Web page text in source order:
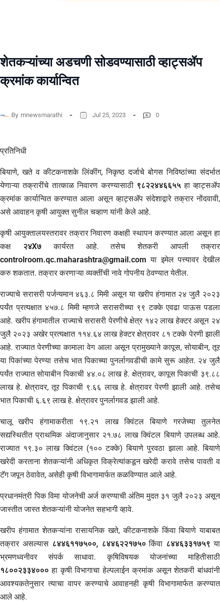
शेतकऱ्यांच्या अडचणी सोडवण्यासाठी व्हाट्सॲप
क्रमांक कार्यान्वित
By mnewsmarathi Jul 25, 2023 0
प्रतिनिधी
बियाणे, खते व कीटकनाशके लिंकींग, निकृष्ठ दर्जाचे बोगस निविष्ठांच्या संदर्भात
येणाऱ्या तक्रारींचे तात्काळ निवारण करण्यासाठी ९८२२४४६६५५हा व्हाट्सॲप
क्रमांक कार्यान्वित करण्यात आला असून व्हाट्सॲप संदेशाद्वारे तक्रार नोंदवावी,
असे आवाहन कृषी आयुक्त सुनील चव्हाण यांनी केले आहे.
कृषी आयुक्तालयस्तरावर तक्रार निवारण कक्षही स्थापन करण्यात आला असून हा
कक्ष २४X७कार्यरत आहे. तसेच शेतकरी आपली तक्रार
controlroom.qc.maharashtra@gmail.com या इमेल पत्त्यावर देखील
करु शकतात. तक्रार करणाऱ्या व्यक्तींची नावे गोपनीय ठेवण्यात येतील.
राज्याचे सरासरी पर्जन्यमान ४६३.८ मिमी असून या खरीप हंगामात २४ जुलै २०२३
पर्यंत प्रत्यक्षात ४५७.८ मिमी म्हणजे सरासरीच्या ९९ टक्के एवढा पाऊस पडला
आहे. खरीप हंगामातील राज्याचे सरासरी पेरणीचे क्षेत्र १४२ लाख हेक्टर असून २४
जुलै २०२३ अखेर प्रत्यक्षात ११४.६४ लाख हेक्टर क्षेत्रावर ८१ टक्के पेरणी झाली
आहे. राज्यात पेरणीच्या कामाला वेग आला असून प्रामुख्याने कापूस, सोयाबीन, तूर
या पिकांच्या पेरण्या तसेच भात पिकाच्या पुनर्लागवडीची कामे सुरू आहेत. २४ जुलै
पर्यंत राज्यात सोयाबीन पिकाची ४४.०८ लाख हे. क्षेत्रावर, कापूस पिकाची ३९.८८
लाख हे. क्षेत्रावर, तूर पिकाची ९.६६ लाख हे. क्षेत्रावर पेरणी झाली आहे. तसेच
भात पिकाची ६.६९ लाख हे. क्षेत्रावर पुनर्लागवड झाली आहे.
चालू खरीप हंगामाकरीता १९.२१ लाख क्विंटल बियाणे गरजेच्या तुलनेत
सद्यस्थितीत प्राथमिक अंदाजानुसार २१.७८ लाख क्विंटल बियाणे उपलब्ध आहे.
राज्यात १९.३० लाख क्विंटल (१०० टक्के) बियाणे पुरवठा झाला आहे. बियाणे
खरेदी करताना शेतकऱ्यांनी अधिकृत विक्रेत्यांकडून खरेदी करावे तसेच पावती व
टॅग जपून ठेवावेत, असेही कृषी विभागामार्फत कळविण्यात आले आहे.
प्रधानमंत्री पिक विमा योजनेची अर्ज करण्याची अंतिम मुदत ३१ जुलै २०२३ असून
जास्तीत जास्त शेतकऱ्यांनी योजनेत सहभागी व्हावे.
खरीप हंगामात शेतकऱ्यांना रासायनिक खते, कीटकनाशके किंवा बियाणे याबाबत
तक्रार असल्यास ८४४६११७५००, ८४४६२२१७५०किंवा ८४४६३३१७५९ या
भ्रमणध्वनीवर संपर्क साधावा. कृषिविषयक योजनांच्या माहितीसाठी
१८००२३३४००० हा कृषी विभागाचा हेल्पलाईन क्रमांक असून शेतकरी बांधवांनी
आवश्यकतेनुसार त्याचा वापर करण्याचे आवाहनही कृषी विभागामार्फत करण्यात
आले आहे.